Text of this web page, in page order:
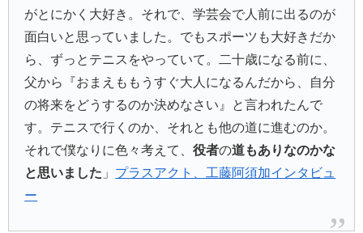
がとにかく大好き。それで、学芸会で人前に出るのが
面白いと思っていました。でもスポーツも大好きだか
ら、ずっとテニスをやっていて。二十歳になる前に、
父から『おまえももうすぐ大人になるんだから、自分
の将来をどうするのか決めなさい』と言われたんで
す。テニスで行くのか、それとも他の道に進むのか。
それで僕なりに色々考えて、役者の道もありなのかな
と思いました 」 プラスアクト、工藤阿須加インタビュ
ー